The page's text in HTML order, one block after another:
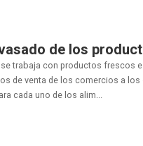
de los
se trabaja con productos frescos
de venta de los comercios a
cada uno de los alim...